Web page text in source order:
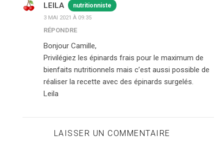
LEILA nutritionniste
3 MAI 2021 À 09:35
RÉPONDRE
Bonjour Camille,
Privilégiez les épinards frais pour le maximum de
bienfaits nutritionnels mais c’est aussi possible de
réaliser la recette avec des épinards surgelés.
Leila
LAISSER UN COMMENTAIRE